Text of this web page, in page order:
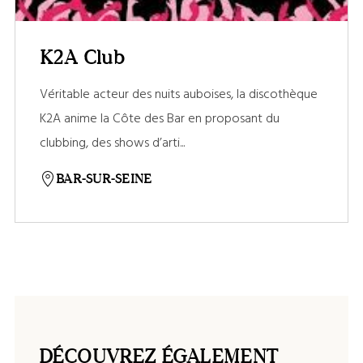
K2A Club
Véritable acteur des nuits auboises, la discothèque
K2A anime la Côte des Bar en proposant du
clubbing, des shows d’arti...
BAR-SUR-SEINE
DÉCOUVREZ ÉGALEMENT